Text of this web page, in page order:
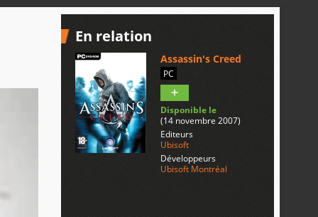
En relation
Assassin's Creed
PC
Disponible le
(14 novembre 2007)
Editeurs
Ubisoft
Développeurs
Ubisoft Montréal